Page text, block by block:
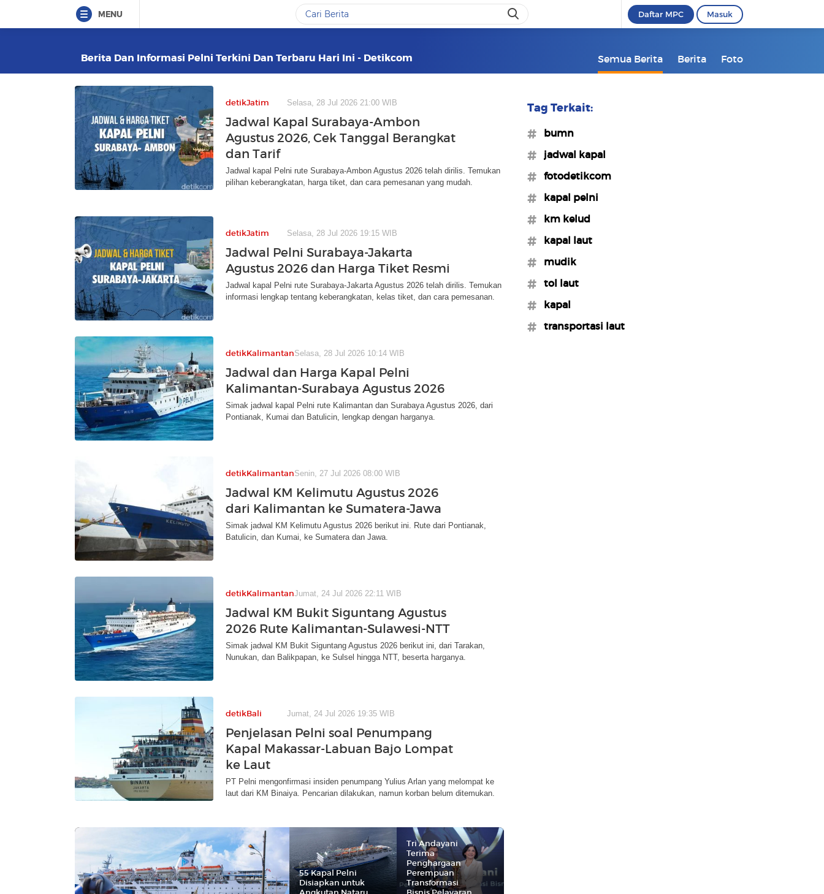
MENU Daftar MPC Masuk
Berita Dan Informasi Pelni Terkini Dan Terbaru Hari Ini - Detikcom Semua Berita Berita Foto
detikJatim Selasa, 28 Jul 2026 21:00 WIB
Jadwal Kapal Surabaya-Ambon
Agustus 2026, Cek Tanggal Berangkat
dan Tarif
Jadwal kapal Pelni rute Surabaya-Ambon Agustus 2026 telah dirilis. Temukan
pilihan keberangkatan, harga tiket, dan cara pemesanan yang mudah.
detikJatim Selasa, 28 Jul 2026 19:15 WIB
Jadwal Pelni Surabaya-Jakarta
Agustus 2026 dan Harga Tiket Resmi
Jadwal kapal Pelni rute Surabaya-Jakarta Agustus 2026 telah dirilis. Temukan
informasi lengkap tentang keberangkatan, kelas tiket, dan cara pemesanan.
detikKalimantanSelasa, 28 Jul 2026 10:14 WIB
Jadwal dan Harga Kapal Pelni
Kalimantan-Surabaya Agustus 2026
Simak jadwal kapal Pelni rute Kalimantan dan Surabaya Agustus 2026, dari
Pontianak, Kumai dan Batulicin, lengkap dengan harganya.
detikKalimantanSenin, 27 Jul 2026 08:00 WIB
Jadwal KM Kelimutu Agustus 2026
dari Kalimantan ke Sumatera-Jawa
Simak jadwal KM Kelimutu Agustus 2026 berikut ini. Rute dari Pontianak,
Batulicin, dan Kumai, ke Sumatera dan Jawa.
detikKalimantanJumat, 24 Jul 2026 22:11 WIB
Jadwal KM Bukit Siguntang Agustus
2026 Rute Kalimantan-Sulawesi-NTT
Simak jadwal KM Bukit Siguntang Agustus 2026 berikut ini, dari Tarakan,
Nunukan, dan Balikpapan, ke Sulsel hingga NTT, beserta harganya.
detikBali Jumat, 24 Jul 2026 19:35 WIB
Penjelasan Pelni soal Penumpang
Kapal Makassar-Labuan Bajo Lompat
ke Laut
PT Pelni mengonfirmasi insiden penumpang Yulius Arlan yang melompat ke
laut dari KM Binaiya. Pencarian dilakukan, namun korban belum ditemukan.
55 Kapal Pelni
Disiapkan untuk
Tri Andayani
Terima
Penghargaan
Perempuan
Transformasi
Tag Terkait:
#bumn
#jadwal kapal
#fotodetikcom
#kapal pelni
#km kelud
#kapal laut
#mudik
#tol laut
#kapal
#transportasi laut